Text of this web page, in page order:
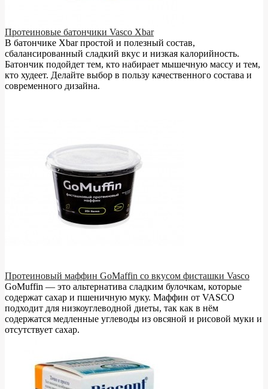
Протеиновые батончики Vasco Xbar
В батончике Xbar простой и полезный состав,
сбалансированный сладкий вкус и низкая калорийность.
Батончик подойдет тем, кто набирает мышечную массу и тем,
кто худеет. Делайте выбор в пользу качественного состава и
современного дизайна.
Протеиновый маффин GoMaffin со вкусом фисташки Vasco
GoMuffin — это альтернатива сладким булочкам, которые
содержат сахар и пшеничную муку. Маффин от VASCO
подходит для низкоуглеводной диеты, так как в нём
содержатся медленные углеводы из овсяной и рисовой муки и
отсутствует сахар.